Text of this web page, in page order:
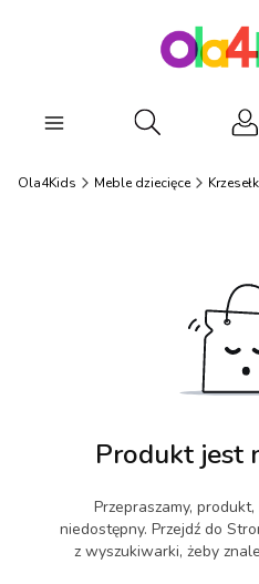
Otwórz
Ola4Kids Meble dziecięce
Produkt jest
Przepraszamy,
niedostępny. Przejdź do
z wyszukiwarki, żeby